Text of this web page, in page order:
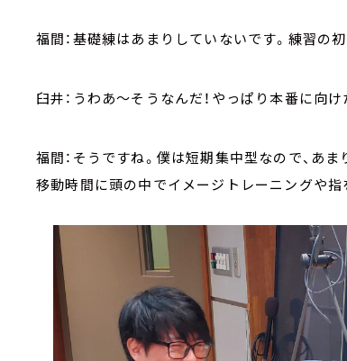
福間：基礎練はあまりしていないです。練習の
臼井：うわあ～そうなんだ！やっぱり本番に向
福間：そうですね。僕は短期集中型なので、あ
移動時間に頭の中でイメージトレーニングや指